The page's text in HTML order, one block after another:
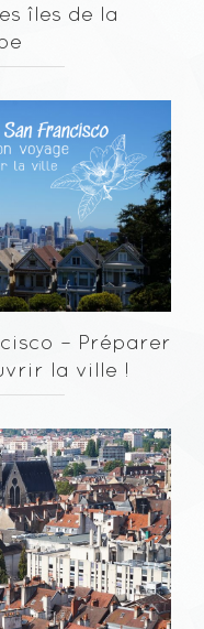
îles de la
– Préparer
la ville !